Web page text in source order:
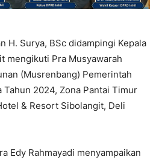
H. Surya, BSc didampingi Kepala
mengikuti Pra Musyawarah
(Musrenbang) Pemerintah
2024, Zona Pantai Timur
& Resort Sibolangit, Deli
Edy Rahmayadi menyampaikan